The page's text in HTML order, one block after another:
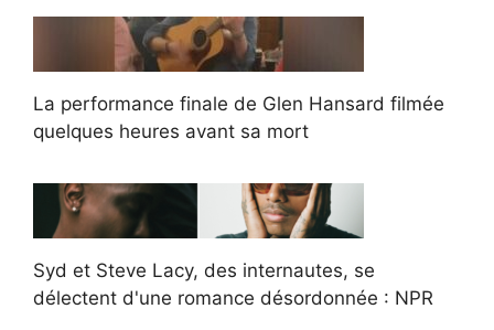
La performance finale de Glen Hansard filmée
quelques heures avant sa mort
Syd et Steve Lacy, des internautes, se
délectent d'une romance désordonnée : NPR